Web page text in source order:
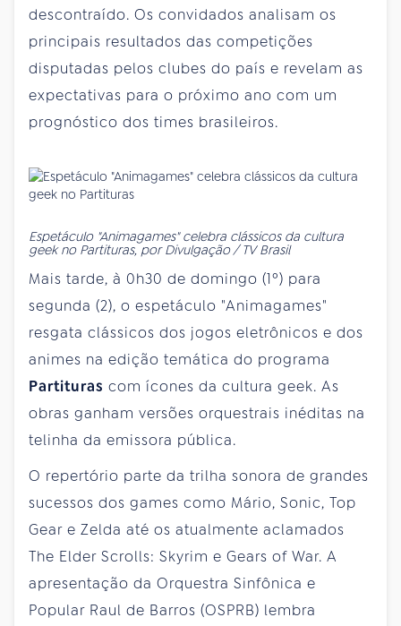
descontraído. Os convidados analisam os
principais resultados das competições
disputadas pelos clubes do país e revelam as
expectativas para o próximo ano com um
prognóstico dos times brasileiros.
Espetáculo "Animagames" celebra clássicos da cultura
geek no Partituras, por Divulgação / TV Brasil
Mais tarde, à 0h30 de domingo (1º) para
segunda (2), o espetáculo "Animagames"
resgata clássicos dos jogos eletrônicos e dos
animes na edição temática do programa
Partituras com ícones da cultura geek. As
obras ganham versões orquestrais inéditas na
telinha da emissora pública.
O repertório parte da trilha sonora de grandes
sucessos dos games como Mário, Sonic, Top
Gear e Zelda até os atualmente aclamados
The Elder Scrolls: Skyrim e Gears of War. A
apresentação da Orquestra Sinfônica e
Popular Raul de Barros (OSPRB) lembra